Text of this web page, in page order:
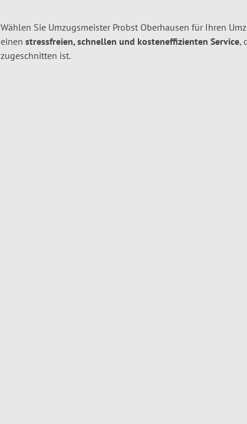
Wählen Sie Umzugsmeister Probst Oberhausen für Ihren
einen stressfreien, schnellen und kosteneffizienten Service,
zugeschnitten ist.